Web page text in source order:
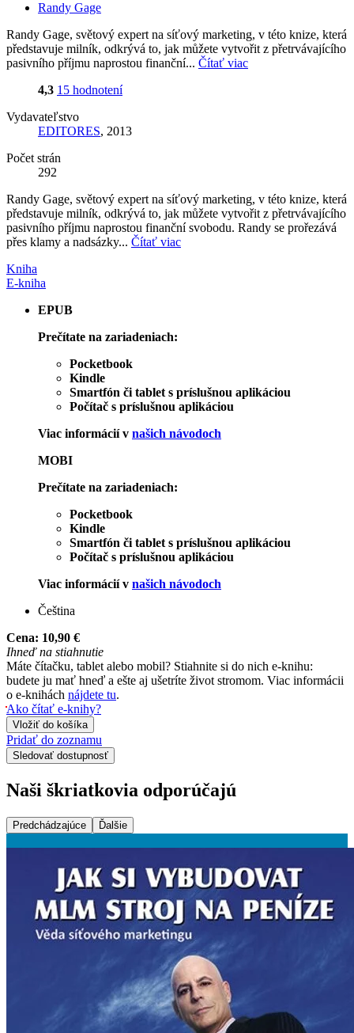
Randy Gage
Randy Gage, světový expert na síťový marketing, v této knize, která
představuje milník, odkrývá to, jak můžete vytvořit z přetrvávajícího
pasivního příjmu naprostou finanční... Čítať viac
4,3 15 hodnotení
Vydavateľstvo
EDITORES, 2013
Počet strán
292
Randy Gage, světový expert na síťový marketing, v této knize, která
představuje milník, odkrývá to, jak můžete vytvořit z přetrvávajícího
pasivního příjmu naprostou finanční svobodu. Randy se prořezává
přes klamy a nadsázky... Čítať viac
Kniha
E-kniha
EPUB
Prečítate na zariadeniach:
Pocketbook
Kindle
Smartfón či tablet s príslušnou aplikáciou
Počítač s príslušnou aplikáciou
Viac informácií v našich návodoch
MOBI
Prečítate na zariadeniach:
Pocketbook
Kindle
Smartfón či tablet s príslušnou aplikáciou
Počítač s príslušnou aplikáciou
Viac informácií v našich návodoch
Čeština
Cena: 10,90 €
Ihneď na stiahnutie
Máte čítačku, tablet alebo mobil? Stiahnite si do nich e-knihu:
budete ju mať hneď a ešte aj ušetríte život stromom. Viac informácii
o e-knihách nájdete tu.
Ako čítať e-knihy?
Vložiť do košíka
Pridať do zoznamu
Sledovať dostupnosť
Naši škriatkovia odporúčajú
Predchádzajúce Ďalšie